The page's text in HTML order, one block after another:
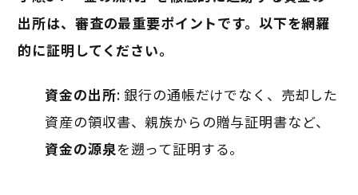
出所は、審査の最重要ポイントです。以下を網羅
的に証明してください。
資金の出所: 銀行の通帳だけでなく、売却した
資産の領収書、親族からの贈与証明書など、
資金の源泉を遡って証明する。